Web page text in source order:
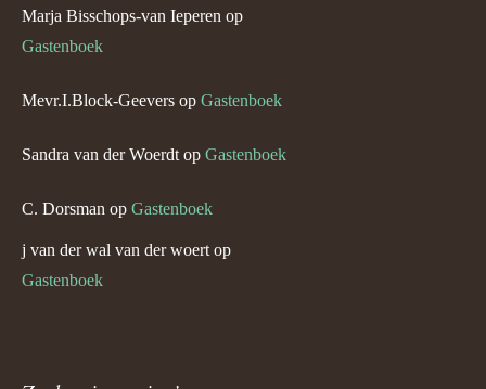
Marja Bisschops-van Ieperen op
Gastenboek
Mevr.I.Block-Geevers op Gastenboek
Sandra van der Woerdt op Gastenboek
C. Dorsman op Gastenboek
j van der wal van der woert op
Gastenboek